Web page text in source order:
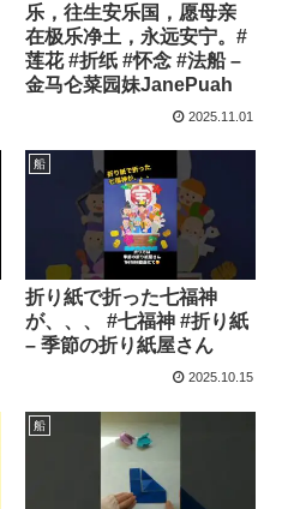
乐，往生安乐国，愿母亲
在极乐净土，永远安宁。#
莲花 #折纸 #怀念 #法船 –
金马仑菜园妹JanePuah
2025.11.01
船
折り紙で折った七福神
が、、、 #七福神 #折り紙
– 季節の折り紙屋さん
2025.10.15
船